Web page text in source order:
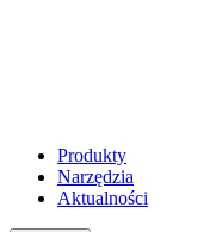
Produkty
Narzędzia
Aktualności